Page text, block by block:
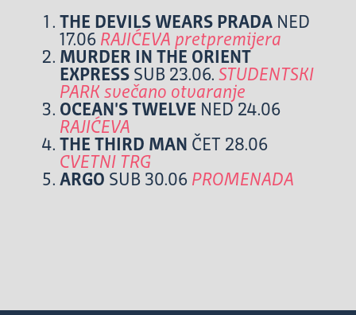
THE DEVILS WEARS PRADANED
17.06 RAJIĆEVA pretpremijera
MURDER IN THE ORIENT
EXPRESSSUB 23.06. STUDENTSKI
PARK svečano otvaranje
OCEAN 'S TWELVE NED 24.06
RAJIĆEVA
THE THIRD MAN ČET 28.06
CVETNI TRG
ARGO SUB 30.06 PROMENADA